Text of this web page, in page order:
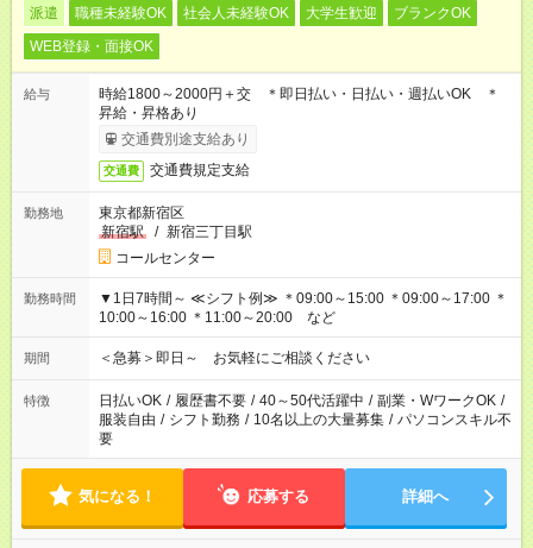
派遣 職種未経験OK 社会人未経験OK 大学生歓迎
ブランクOK
WEB登録・面接OK
給与
時給1800～2000円＋交 ＊即日払い・日払い・週払いOK ＊
昇給・昇格あり
交通費別途支給あり
交通費 交通費規定支給
勤務地
東京都新宿区
新宿駅
/ 新宿三丁目駅
コールセンター
勤務時間
▼1日7時間～ ≪シフト例≫ ＊09:00～15:00 ＊09:00～17:00 ＊
10:00～16:00 ＊11:00～20:00 など
期間 ＜急募＞即日～ お気軽にご相談ください
特徴 日払いOK / 履歴書不要 / 40～50代活躍中 / 副業・WワークOK /
服装自由 / シフト勤務 / 10名以上の大量募集 / パソコンスキル不
要
気になる！ 応募する 詳細へ